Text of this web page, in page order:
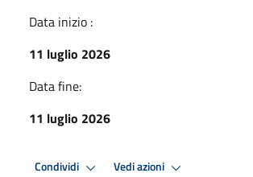
Data inizio :
11 luglio 2026
Data fine:
11 luglio 2026
Condividi Vedi azioni